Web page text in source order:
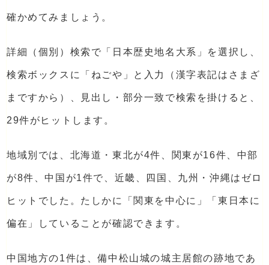
確かめてみましょう。
詳細（個別）検索で「日本歴史地名大系」を選択し、
検索ボックスに「ねごや」と入力（漢字表記はさまざ
まですから）、見出し・部分一致で検索を掛けると、
29件がヒットします。
地域別では、北海道・東北が4件、関東が16件、中部
が8件、中国が1件で、近畿、四国、九州・沖縄はゼロ
ヒットでした。たしかに「関東を中心に」「東日本に
偏在」していることが確認できます。
中国地方の1件は、備中松山城の城主居館の跡地であ